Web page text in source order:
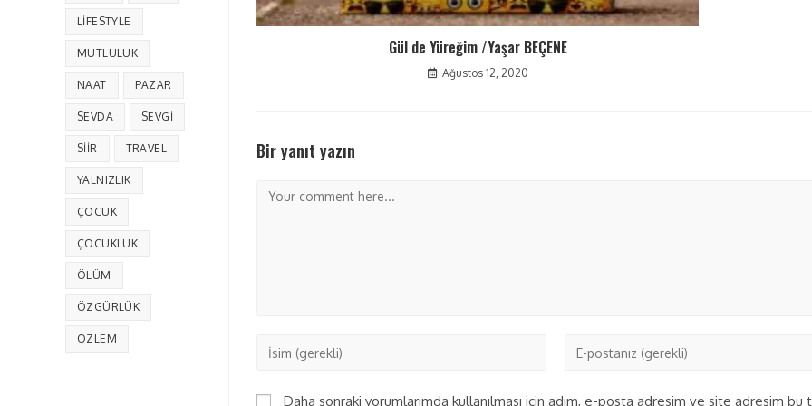
Gül de Yüreğim /Yaşar BEÇENE
Ağustos 12, 2020
Bir yanıt yazın
Daha sonraki yorumlarımda kullanılması için adım, e-posta adresim ve site adresim bu
LIFESTYLE
MUTLULUK
NAAT PAZAR
SEVDA SEVGI
SIIR TRAVEL
YALNIZLIK
ÇOCUK
ÇOCUKLUK
ÖLÜM
ÖZGÜRLÜK
ÖZLEM